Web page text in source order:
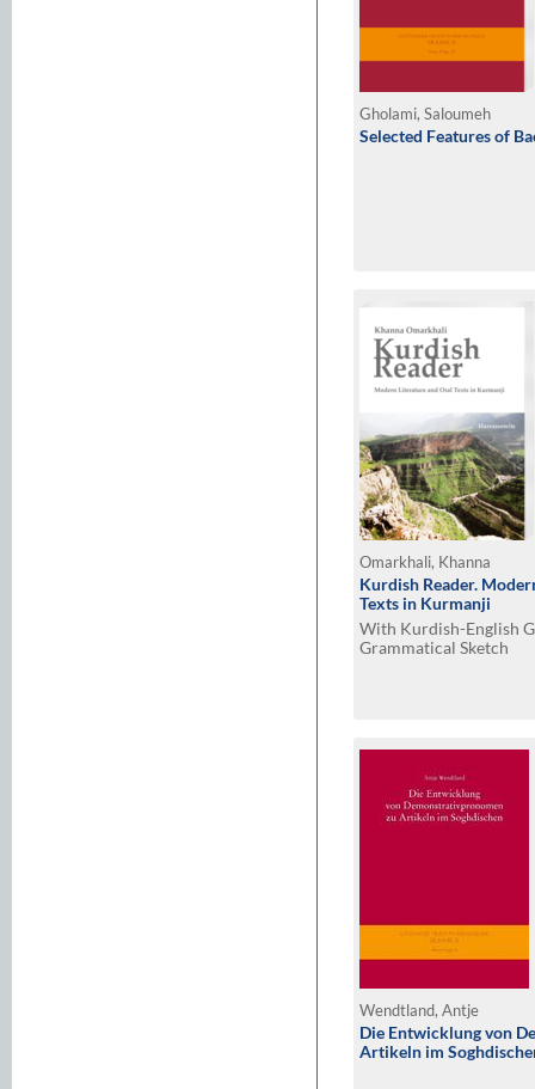
Gholami, Saloumeh
Selected Features of
Omarkhali, Khanna
Kurdish Reader.
Texts in Kurmanji
With Kurdish-English
Grammatical Sketch
Wendtland, Antje
Die Entwicklung von
Artikeln im